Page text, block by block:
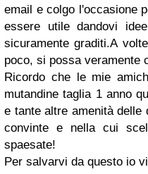
email e colgo l'occasione
essere utile dandovi
sicuramente graditi.A
poco, si possa veramente
Ricordo che le mie
mutandine taglia 1 anno
e tante altre amenità delle
convinte e nella cui
spaesate!
Per salvarvi da questo io